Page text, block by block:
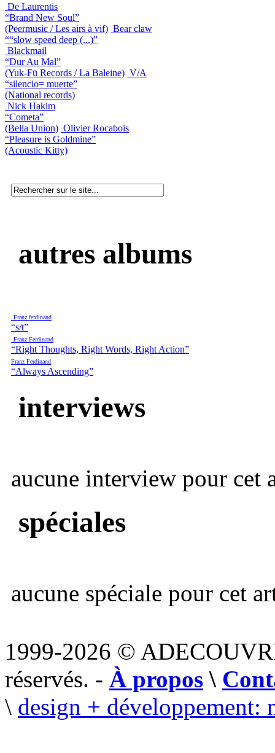
De Laurentis
“Brand New Soul”
(Peermusic / Les airs à vif) Bear claw
““slow speed deep (...)”
Blackmail
“Dur Au Mal”
(Yuk-Fü Records / La Baleine) V/A
“silencio= muerte”
(National records)
Nick Hakim
“Cometa”
(Bella Union) Olivier Rocabois
“Pleasure is Goldmine”
(Acoustic Kitty)
autres albums
Franz ferdinand
“s/t”
Franz Ferdinand
“Right Thoughts, Right Words, Right Action”
Franz Ferdinand
“Always Ascending”
interviews
aucune interview pour cet
spéciales
aucune spéciale pour cet
1999-2026 ©
réservés. - À propos \
\ design + développement: